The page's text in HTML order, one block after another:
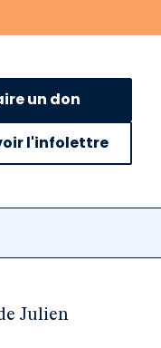
un don
l'infolettre
Julien